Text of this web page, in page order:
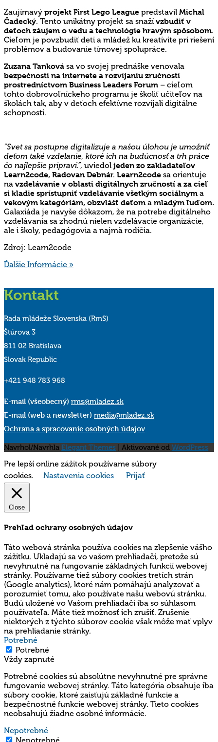
Zaujímavý projekt First Lego League predstavil Michal
Čadecký. Tento unikátny projekt sa snaží vzbudiť v
deťoch záujem o vedu a technológie hravým spôsobom.
Cieľom je povzbudiť deti a mládež ku kreativite pri riešení
problémov a budovanie tímovej spolupráce.
Zuzana Tanková sa vo svojej prednáške venovala
bezpečnosti na internete a rozvíjaniu zručností
prostredníctvom Business Leaders Forum – cieľom
tohto dobrovoľníckeho programu je školiť učiteľov na
školách tak, aby v deťoch efektívne rozvíjali digitálne
schopnosti.
“Svet sa postupne digitalizuje a našou úlohou je umožniť
deťom také vzdelanie, ktoré ich na budúcnosť a trh práce
čo najlepšie pripraví.”, uviedol jeden zo zakladateľov
Learn2code, Radovan Debnár. Learn2code sa orientuje
na vzdelávanie v oblasti digitálnych zručností a za cieľ
si kladie sprístupniť vzdelávanie všetkým sociálnym a
vekovým kategóriám, obzvlášť deťom a mladým ľuďom.
Galaxiáda je navyše dôkazom, že na potrebe digitálneho
vzdelávania sa zhodnú nielen vzdelávacie organizácie,
ale i školy, pedagógovia a najmä rodičia.
Zdroj: Learn2code
Ďalšie Informácie »
Kontakt
Rada mládeže Slovenska (RmS)
Štúrova 3
811 02 Bratislava
Slovak Republic
+421 948 783 968
E-mail (všeobecný) rms@mladez.sk
E-mail (web a newsletter) media@mladez.sk
Ochrana a spracovanie osobných údajov
Navrhol/Navrhla Elegant Themes | Aktivované od WordPress
Pre lepší online zážitok používame súbory
cookies.
Nastavenia cookies Prijať
Close
Prehľad ochrany osobných údajov
Táto webová stránka používa cookies na zlepšenie vášho
zážitku. Ukladajú sa vo vašom prehliadači, pretože sú
nevyhnutné na fungovanie základných funkcií webovej
stránky. Používame tiež súbory cookies tretích strán
(Google analytics), ktoré nám pomáhajú analyzovať a
porozumieť tomu, ako používate našu webovú stránku.
Budú uložené vo Vašom prehliadači iba so súhlasom
používateľa. Máte tiež možnosť ich zrušiť. Zrušenie
niektorých z týchto súborov cookie však môže mať vplyv
na prehliadanie stránky.
Potrebné
Potrebné
Vždy zapnuté
Potrebné cookies sú absolútne nevyhnutné pre správne
fungovanie webovej stránky. Táto kategória obsahuje iba
súbory cookie, ktoré zaisťujú základné funkcie a
bezpečnostné funkcie webovej stránky. Tieto cookies
neobsahujú žiadne osobné informácie.
Nepotrebné
Nepotrebné